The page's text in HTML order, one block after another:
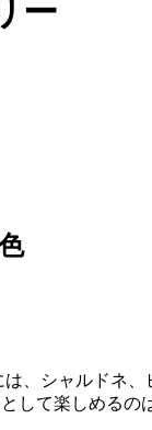
ー
、シャルドネ
して楽しめるの